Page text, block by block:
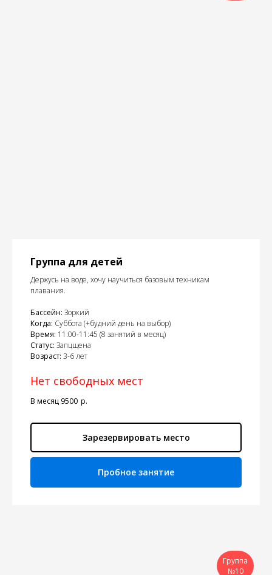
Группа для детей
Держусь на воде, хочу научиться базовым техникам
плавания.
Бассейн: Зоркий
Когда: Суббота (+будний день на выбор)
Время: 11:00-11:45 (8 занятий в месяц)
Статус: Запцщена
Возраст: 3-6 лет
Нет свободных мест
В месяц 9500 р.
Зарезервировать место
Пробное занятие
Группа
№10